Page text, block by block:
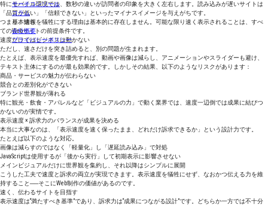
特にモバイル環境では、数秒の違いが訪問者の印象を大きく左右します。読み込みが遅いサイトは
「品質が低い」「信頼できない」といったマイナスイメージを与えがちです。
つまり、速さを犠牲にする理由は基本的に存在しません。可能な限り速く表示されることは、すべ
てのWebサイトの前提条件です。
速度だけではビジネスは動かない
ただし、速さだけを突き詰めると、別の問題が生まれます。
たとえば、表示速度を最優先すれば、動画や画像は減らし、アニメーションやスライダーも避け、
テキスト主体にするのが最も効果的です。しかしその結果、以下のようなリスクがあります：
商品・サービスの魅力が伝わらない
競合との差別化ができない
ブランド世界観が薄れる
特に観光・飲食・アパレルなど「ビジュアルの力」で動く業界では、速度一辺倒では成果に結びつ
かないのが実情です。
表示速度 × 訴求力のバランスが成果を決める
本当に大事なのは、「表示速度を速く保ったまま、どれだけ訴求できるか」という設計力です。
たとえば以下のような対応。
画像は減らすのではなく「軽量化」し「遅延読み込み」で対処
JavaScriptは使用するが「後から実行」して初期表示に影響させない
メインビジュアルだけに世界観を集約し、それ以降はシンプルに展開
こうした工夫で速度と訴求の両立が実現できます。表示速度を犠牲にせず、なおかつ伝える力を維
持すること──そこにWeb制作の価値があるのです。
速く、伝わるサイトを目指す
表示速度は“満たすべき基準”であり、訴求力は“成果につながる設計”です。どちらか一方では不十分
サーチコンソール
コラム
基本情報
会社概要
プライバシーポリシー